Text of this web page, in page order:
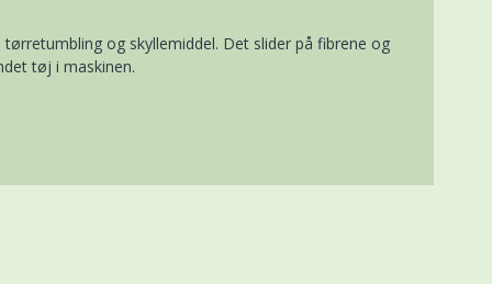
og skyllemiddel. Det slider på fibrene og
tøj i maskinen.